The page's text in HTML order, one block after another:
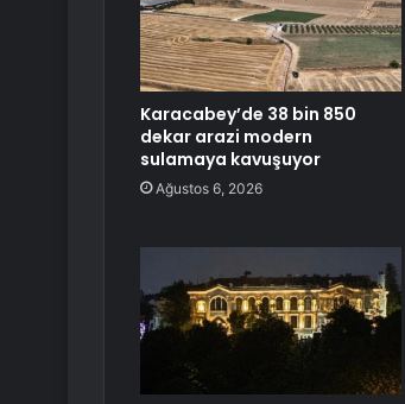
Karacabey’de 38 bin 850
dekar arazi modern
sulamaya kavuşuyor
Ağustos 6, 2026